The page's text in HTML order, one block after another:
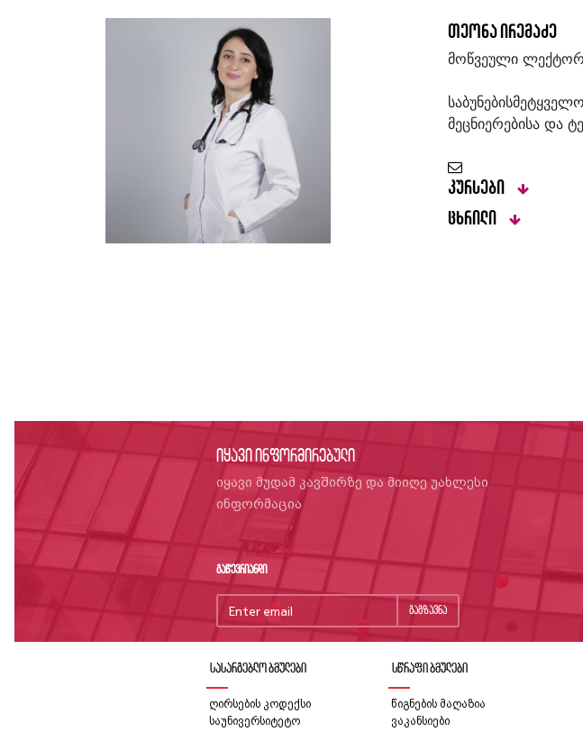
თეონა ირემაძე
მოწვეული
მეცნიერებისა და
კურსები
ცხრილი
იყავი ინფორმირებული
იყავი მუდამ კავშირზე და მიიღე უახლესი
ინფორმაცია
გაწევრიანდი
გაგზავნა
სასარგებლო ბმულები
ღირსების კოდექსი
საუნივერსიტეტო
სწრაფი ბმულები
წიგნების მაღაზია
ვაკანსიები